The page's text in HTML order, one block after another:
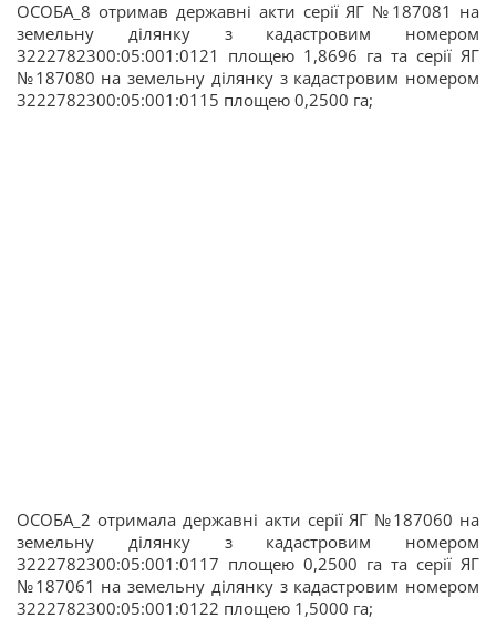
ОСОБА_8 отримав державні акти серії ЯГ №187081 на
земельну ділянку з кадастровим номером
3222782300:05:001:0121 площею 1,8696 га та серії ЯГ
№187080 на земельну ділянку з кадастровим номером
3222782300:05:001:0115 площею 0,2500 га;
ОСОБА_2 отримала державні акти серії ЯГ №187060 на
земельну ділянку з кадастровим номером
3222782300:05:001:0117 площею 0,2500 га та серії ЯГ
№187061 на земельну ділянку з кадастровим номером
3222782300:05:001:0122 площею 1,5000 га;